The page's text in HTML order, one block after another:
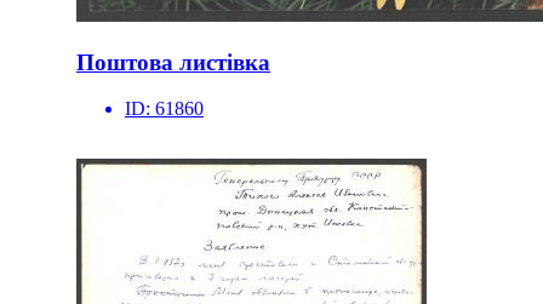
Поштова листівка
ID: 61860